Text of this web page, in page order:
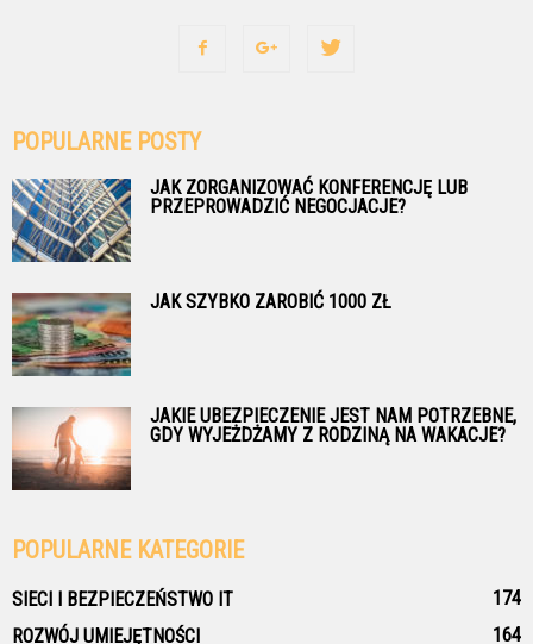
POPULARNE POSTY
JAK ZORGANIZOWAĆ KONFERENCJĘ LUB
PRZEPROWADZIĆ NEGOCJACJE?
JAK SZYBKO ZAROBIĆ 1000 ZŁ
JAKIE UBEZPIECZENIE JEST NAM POTRZEBNE,
GDY WYJEŻDŻAMY Z RODZINĄ NA WAKACJE?
POPULARNE KATEGORIE
SIECI I BEZPIECZEŃSTWO IT
174
ROZWÓJ UMIEJĘTNOŚCI
164